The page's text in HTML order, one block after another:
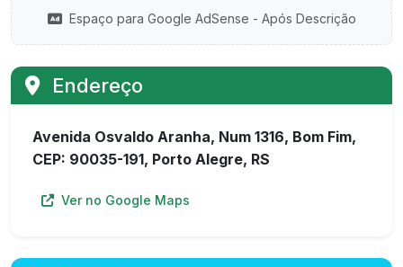
Espaço para Google AdSense - Após Descrição
Endereço
Avenida Osvaldo Aranha, Num 1316, Bom Fim,
CEP: 90035-191, Porto Alegre, RS
Ver no Google Maps